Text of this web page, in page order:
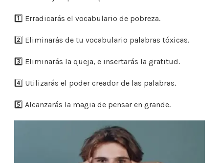
1️⃣ Erradicarás el vocabulario de pobreza.
2️⃣ Eliminarás de tu vocabulario palabras tóxicas.
3️⃣ Eliminarás la queja, e insertarás la gratitud.
4️⃣ Utilizarás el poder creador de las palabras.
5️⃣ Alcanzarás la magia de pensar en grande.